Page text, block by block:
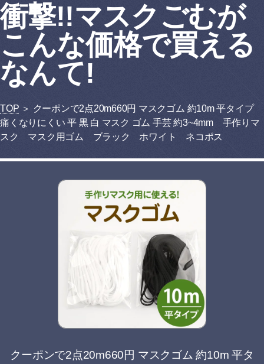
衝撃!!マスクごむが
こんな価格で買える
なんて!
TOP ＞ クーポンで2点20m660円 マスクゴム 約10m 平タイプ
痛くなりにくい 平 黒 白 マスク ゴム 手芸 約3~4mm 手作りマ
スク マスク用ゴム ブラック ホワイト ネコポス
クーポンで2点20m660円 マスクゴム 約10m 平タ